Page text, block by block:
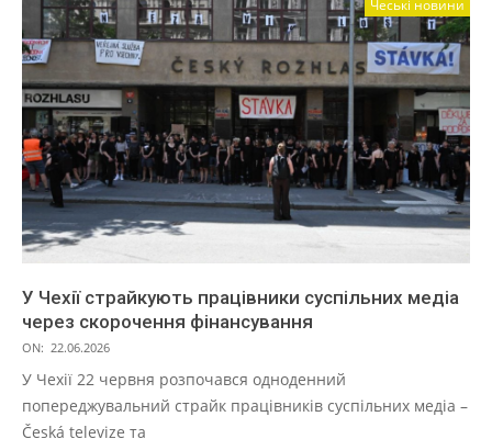
Чеські новини
У Чехії страйкують працівники суспільних медіа
через скорочення фінансування
ON: 22.06.2026
У Чехії 22 червня розпочався одноденний
попереджувальний страйк працівників суспільних медіа –
Česká televize та